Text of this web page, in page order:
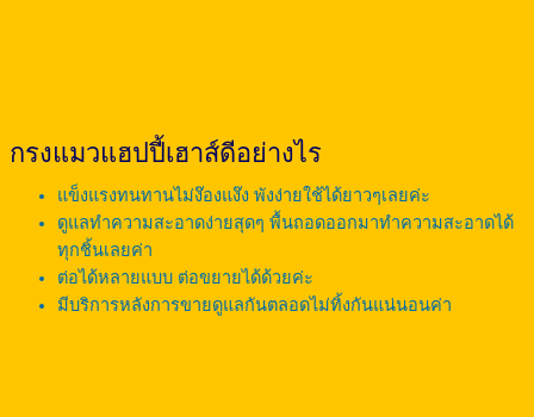
กรงแมวแฮปปี้เฮาส์ดีอย่างไร
แข็งแรงทนทานไม่ง๊องแง๊ง พังง่ายใช้ได้ยาวๆเลยค่ะ
ดูแลทำความสะอาดง่ายสุดๆ พื้นถอดออกมาทำความสะอาดได้
ทุกชิ้นเลยค่า
ต่อได้หลายแบบ ต่อขยายได้ด้วยค่ะ
มีบริการหลังการขายดูแลกันตลอดไม่ทิ้งกันแน่นอนค่า